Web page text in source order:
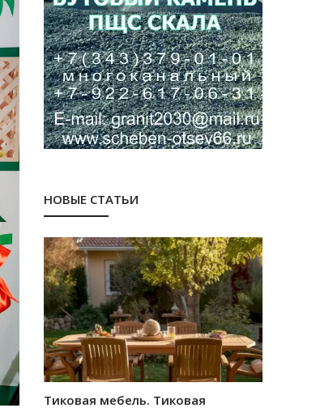
НОВЫЕ СТАТЬИ
Тиковая мебель. Тиковая